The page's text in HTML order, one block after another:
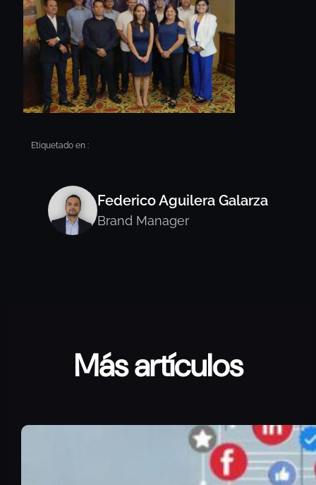
Etiquetado en :
Federico Aguilera Galarza
Brand Manager
Más artículos